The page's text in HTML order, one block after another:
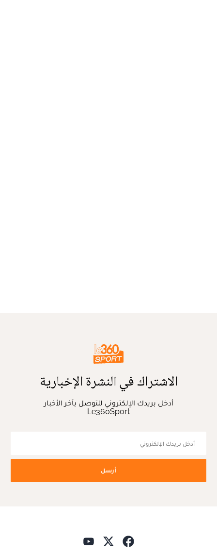
الاشتراك في النشرة الإخبارية
أدخل بريدك الإلكتروني للتوصل بآخر الأخبار
Le360Sport
أرسل